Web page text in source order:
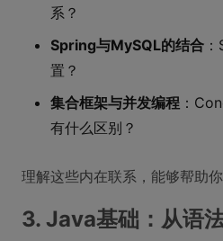
系？
Spring与MySQL的结合
置？
集合框架与并发编程 ：
有什么区别？
理解这些内在联系，能够帮助
3. Java基础：从语